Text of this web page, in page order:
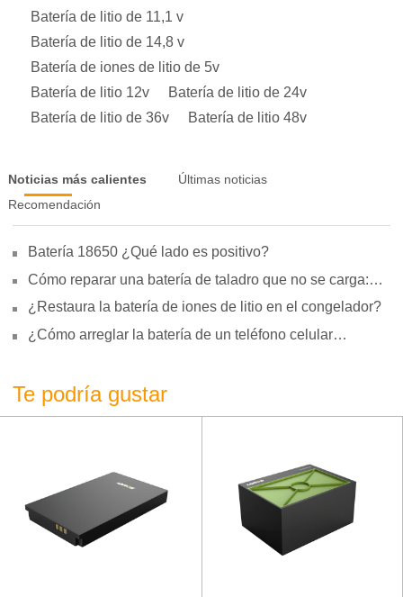
Batería de litio de 11,1 v
Batería de litio de 14,8 v
Batería de iones de litio de 5v
Batería de litio 12v
Batería de litio de 24v
Batería de litio de 36v
Batería de litio 48v
Noticias más calientes
Últimas noticias
Recomendación
Batería 18650 ¿Qué lado es positivo?
Cómo reparar una batería de taladro que no se carga:
¿Restaura la batería de iones de litio en el congelador?
¿Cómo arreglar la batería de un teléfono celular
Te podría gustar